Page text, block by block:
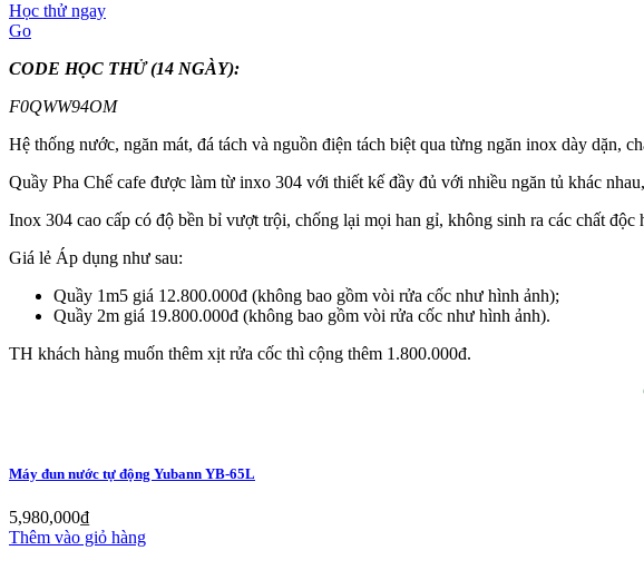
Học thử ngay
Go
CODE HỌC THỬ (14 NGÀY):
F0QWW94OM
Hệ thống nước, ngăn mát, đá tách và nguồn điện tách biệt qua từng ngăn inox dày dặn,
Quầy Pha Chế cafe được làm từ inxo 304 với thiết kế đầy đủ với nhiều ngăn tủ khác
Inox 304 cao cấp có độ bền bỉ vượt trội, chống lại mọi han gỉ, không sinh ra các chất
Giá lẻ Áp dụng như sau:
Quầy 1m5 giá 12.800.000đ (không bao gồm vòi rửa cốc như hình ảnh);
Quầy 2m giá 19.800.000đ (không bao gồm vòi rửa cốc như hình ảnh).
TH khách hàng muốn thêm xịt rửa cốc thì cộng thêm 1.800.000đ.
Máy đun nước tự động Yubann YB-65L
5,980,000₫
Thêm vào giỏ hàng